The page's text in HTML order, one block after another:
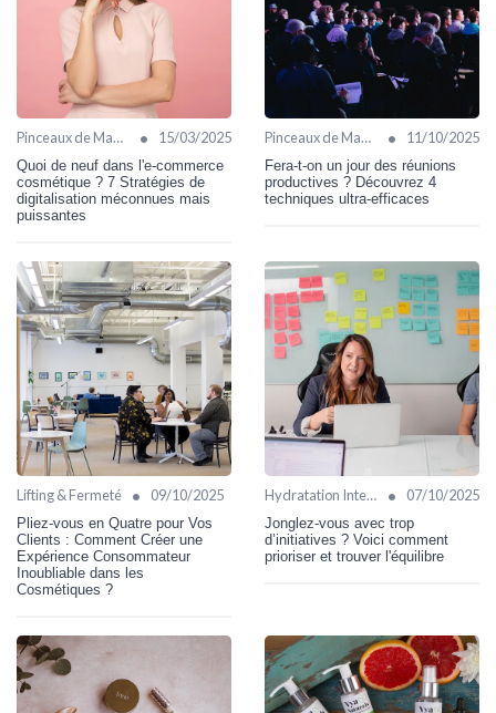
Pinceaux de Maquillage • 15/03/2025
Quoi de neuf dans l'e-commerce
cosmétique ? 7 Stratégies de
digitalisation méconnues mais
puissantes
Pinceaux de Maquillage • 11/10/2025
Fera-t-on un jour des réunions
productives ? Découvrez 4
techniques ultra-efficaces
Lifting & Fermeté • 09/10/2025
Pliez-vous en Quatre pour Vos
Clients : Comment Créer une
Expérience Consommateur
Inoubliable dans les
Cosmétiques ?
Hydratation Intense • 07/10/2025
Jonglez-vous avec trop
d’initiatives ? Voici comment
prioriser et trouver l'équilibre